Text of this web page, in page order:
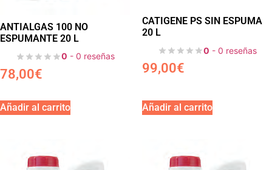
ANTIALGAS 100 NO
ESPUMANTE 20 L
0 - 0 reseñas
78,00€
Añadir al carrito
CATIGENE PS SIN ESPUMA
20 L
0 - 0 reseñas
99,00€
Añadir al carrito